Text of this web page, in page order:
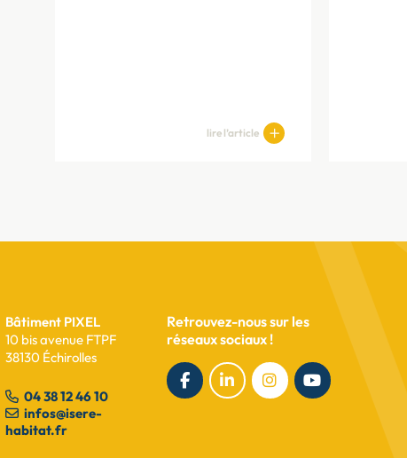
lire l’article
Bâtiment PIXEL
10 bis avenue FTPF
38130 Échirolles
04 38 12 46 10
infos@isere-
habitat.fr
Retrouvez-nous sur les
réseaux sociaux !